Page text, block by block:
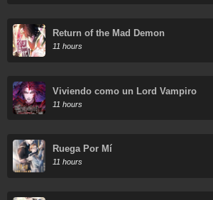
Return of the Mad Demon
11 hours
Viviendo como un Lord Vampiro
11 hours
Ruega Por Mí
11 hours